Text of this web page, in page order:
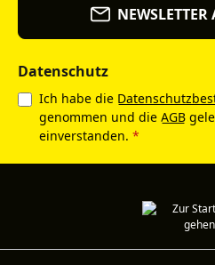
Datenschutz
Ich habe die
genommen und die AGB
einverstanden. *